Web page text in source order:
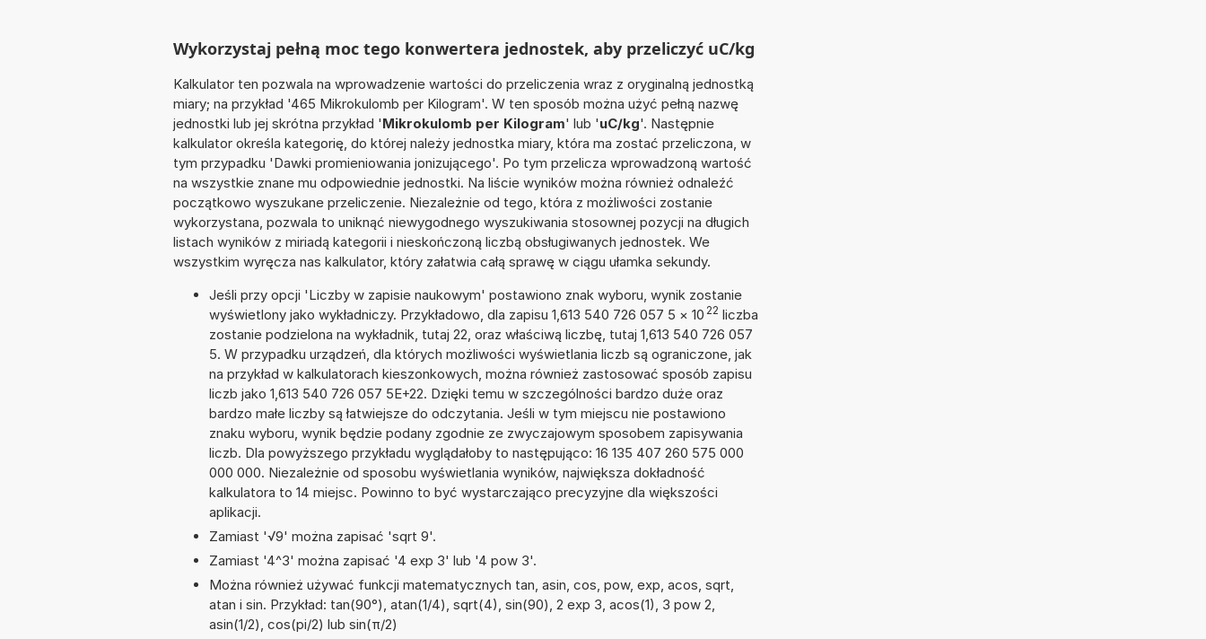
Wykorzystaj pełną moc tego konwertera jednostek, aby przeliczyć uC/kg
Kalkulator ten pozwala na wprowadzenie wartości do przeliczenia wraz z oryginalną jednostką
miary; na przykład '465 Mikrokulomb per Kilogram'. W ten sposób można użyć pełną nazwę
jednostki lub jej skrótna przykład 'Mikrokulomb per Kilogram' lub 'uC/kg'. Następnie
kalkulator określa kategorię, do której należy jednostka miary, która ma zostać przeliczona, w
tym przypadku 'Dawki promieniowania jonizującego'. Po tym przelicza wprowadzoną wartość
na wszystkie znane mu odpowiednie jednostki. Na liście wyników można również odnaleźć
początkowo wyszukane przeliczenie. Niezależnie od tego, która z możliwości zostanie
wykorzystana, pozwala to uniknąć niewygodnego wyszukiwania stosownej pozycji na długich
listach wyników z miriadą kategorii i nieskończoną liczbą obsługiwanych jednostek. We
wszystkim wyręcza nas kalkulator, który załatwia całą sprawę w ciągu ułamka sekundy.
Jeśli przy opcji 'Liczby w zapisie naukowym' postawiono znak wyboru, wynik zostanie
wyświetlony jako wykładniczy. Przykładowo, dla zapisu 1,613 540 726 057 5 × 10 22 liczba
zostanie podzielona na wykładnik, tutaj 22, oraz właściwą liczbę, tutaj 1,613 540 726 057
5. W przypadku urządzeń, dla których możliwości wyświetlania liczb są ograniczone, jak
na przykład w kalkulatorach kieszonkowych, można również zastosować sposób zapisu
liczb jako 1,613 540 726 057 5E+22. Dzięki temu w szczególności bardzo duże oraz
bardzo małe liczby są łatwiejsze do odczytania. Jeśli w tym miejscu nie postawiono
znaku wyboru, wynik będzie podany zgodnie ze zwyczajowym sposobem zapisywania
liczb. Dla powyższego przykładu wyglądałoby to następująco: 16 135 407 260 575 000
000 000. Niezależnie od sposobu wyświetlania wyników, największa dokładność
kalkulatora to 14 miejsc. Powinno to być wystarczająco precyzyjne dla większości
aplikacji.
Zamiast '√9' można zapisać 'sqrt 9'.
Zamiast '4^3' można zapisać '4 exp 3' lub '4 pow 3'.
Można również używać funkcji matematycznych tan, asin, cos, pow, exp, acos, sqrt,
atan i sin. Przykład: tan(90°), atan(1/4), sqrt(4), sin(90), 2 exp 3, acos(1), 3 pow 2,
asin(1/2), cos(pi/2) lub sin(π/2)